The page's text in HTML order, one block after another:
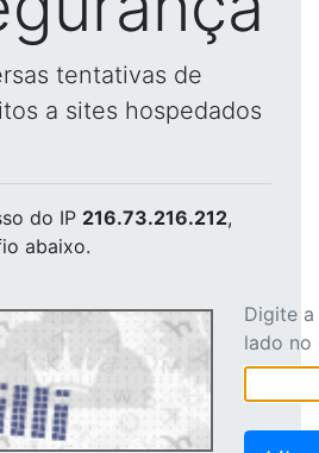
tentativas de
a sites hospedados
do IP 216.73.216.212,
abaixo.
Digite
lado no